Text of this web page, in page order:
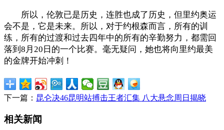
所以，伦敦已是历史，连胜也成了历史，但里约奥运
会不是，它是未来。所以，对于约根森而言，所有的训
练，所有的过渡和过去四年中的所有的辛勤努力，都需回
落到8月20日的一个比赛。毫无疑问，她也将向里约最美
的金牌开始冲刺！
下一篇： 昆仑决46昆明站搏击王者汇集 八大悬念周日揭晓
相关新闻